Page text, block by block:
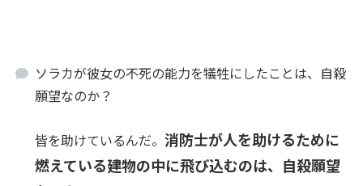
ソラカが彼女の不死の能力を犠牲にしたことは、自殺
願望なのか？
皆を助けているんだ。消防士が人を助けるために
燃えている建物の中に飛び込むのは、自殺願望